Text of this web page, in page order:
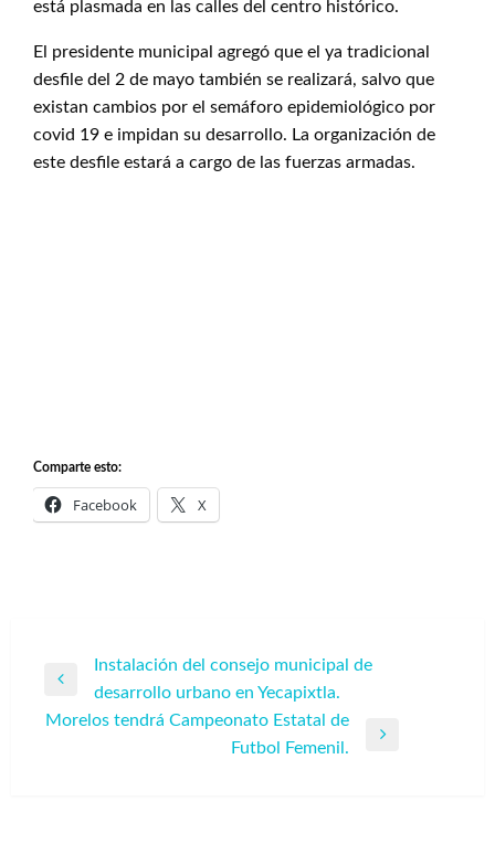
está plasmada en las calles del centro histórico.
El presidente municipal agregó que el ya tradicional
desfile del 2 de mayo también se realizará, salvo que
existan cambios por el semáforo epidemiológico por
covid 19 e impidan su desarrollo. La organización de
este desfile estará a cargo de las fuerzas armadas.
Comparte esto:
Facebook X
Navegación
entradas
Entrada
anterior
Instalación del consejo municipal de
desarrollo urbano en Yecapixtla.
Morelos tendrá Campeonato Estatal de
Futbol Femenil.